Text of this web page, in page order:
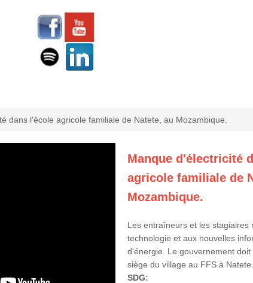
dans l'école agricole familiale de Natete, au Mozambique.
Manque d'électricité
agricole familiale de
Mozambique.
Les entraîneurs et les stagiaires
technologie et aux nouvelles
d'énergie. Le gouvernement
siège du village au FFS à Natete.
SDG: